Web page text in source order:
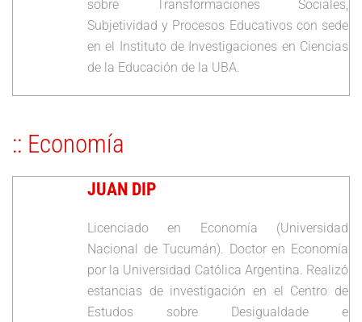
sobre Transformaciones Sociales,
Subjetividad y Procesos Educativos con sede
en el Instituto de Investigaciones en Ciencias
de la Educación de la UBA.
:: Economía
JUAN DIP
Licenciado en Economía (Universidad
Nacional de Tucumán). Doctor en Economía
por la Universidad Católica Argentina. Realizó
estancias de investigación en el Centro de
Estudos sobre Desigualdade e